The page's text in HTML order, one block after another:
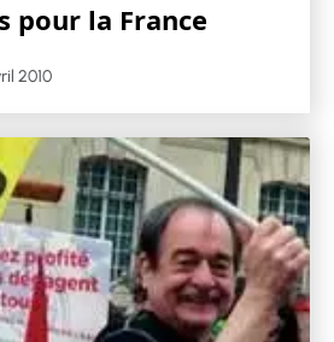
pour la France
2010